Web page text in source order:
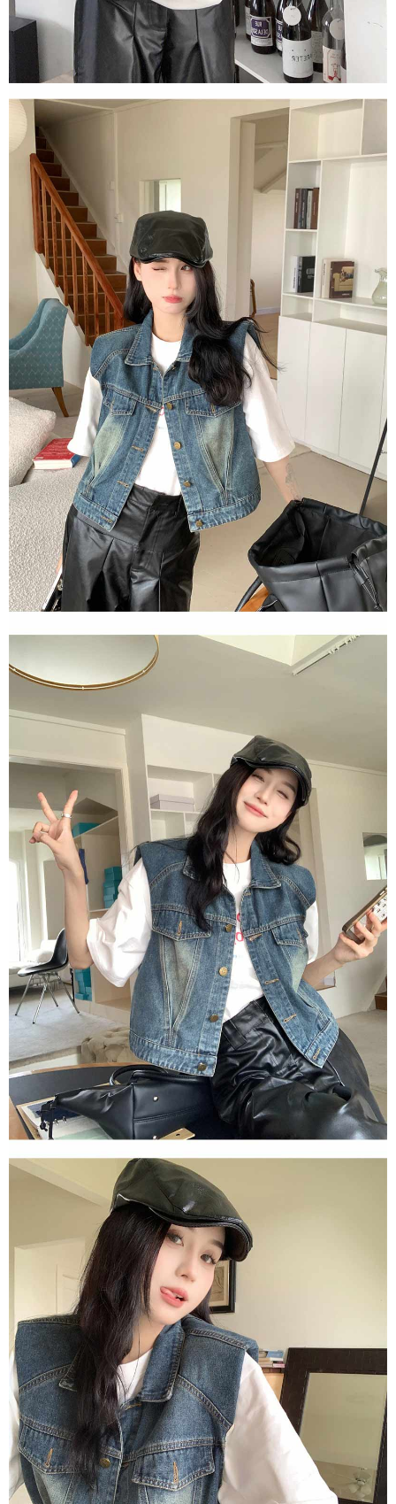
1. Perkhidmatan ini disediakan oleh Taiwan Mobile, pengguna telefon
mudah alih boleh segera menggunakan tanpa perlu memohon lagi.
(Hanya untuk nombor langganan peribadi, tidak terbuka untuk syarikat
dan kad prabayar)
2. Pilihan kaedah pembayaran "Pembayaran Ansuran Gogo", selepas
transaksi Gogo, selepas pengesahan nombor telefon, pilih bilangan
ansuran yang diingini, tarikh akhir pembayaran, dan setelah
mengesahkan pembayaran, transaksi akan selesai.
3. Jumlah kelulusan sebenar, bilangan ansuran dan jumlah bayaran
adalah berdasarkan halaman pengesahan transaksi seterusnya.
4. Dalam masa 30 minit selepas pesanan ditubuhkan, jika tidak pergi
untuk mengesahkan transaksi atau jika tidak lulus semakan, pesanan
akan dibatalkan secara automatik. Jika terdapat situasi "pindah untuk
semakan khusus" yang tidak lulus, ini menunjukkan bahawa sistem
penilaian tidak mencukupi, tiada penjelasan mengenai kandungan
penilaian boleh diberikan.
【Penerangan Kaedah Pembayaran】
1. Pembayaran ansuran tidak digabungkan dalam bil telekomunikasi,
"Pembayaran Ansuran Gogo" akan menghantar SMS peringatan
pembayaran selepas tarikh penyelesaian bulanan.
2. Melalui pautan SMS untuk membuka bil, anda boleh memilih untuk
membayar melalui "Kod bar kedai serbaneka / Kedai rasmi Taiwan
Mobile / Pemindahan bank / Pembayaran J街口 / iPASS MONEY" dan
saluran lain.
【Nota Penting】
1. Perkhidmatan ini disediakan oleh "Taiwan Mobile Co., Ltd." untuk
membolehkan pengguna membeli produk atau perkhidmatan melalui
perkhidmatan ini semasa transaksi, dan kedai akan menyerahkan hak
tuntutan harga jual/beli ansuran kepada syarikat ini untuk membayar bil
menggunakan bil syarikat ini.
2. Berdasarkan tujuan kontrak persetujuan pembayaran menggunakan
"Pembayaran Ansuran Gogo", kedai akan memberikan maklumat peribadi
anda (termasuk nama, telefon atau alamat) kepada Taiwan Mobile untuk
pengumpulan, pemprosesan dan penggunaan, untuk pengesahan,
semakan dan pembetulan data yang diperlukan untuk bil ansuran oleh
3. Sila baca syarat perkhidmatan pengguna secara lengkap melalui
pautan berikut: https://oppay.tw/userRule
Sila hubungi NP Taiwan Inc. di cs_tw@netprotections.co.jp jika anda
mempunyai sebarang kebimbangan mengenai pemprosesan dan
penggunaan pada data peribadi. Jika anda tidak bersetuju dengan data
peribadi yang disenaraikan seperti di atas akan dikumpul dan digunakan
oleh AFTEE, sila jangan gunakan perkhidmatan ini.